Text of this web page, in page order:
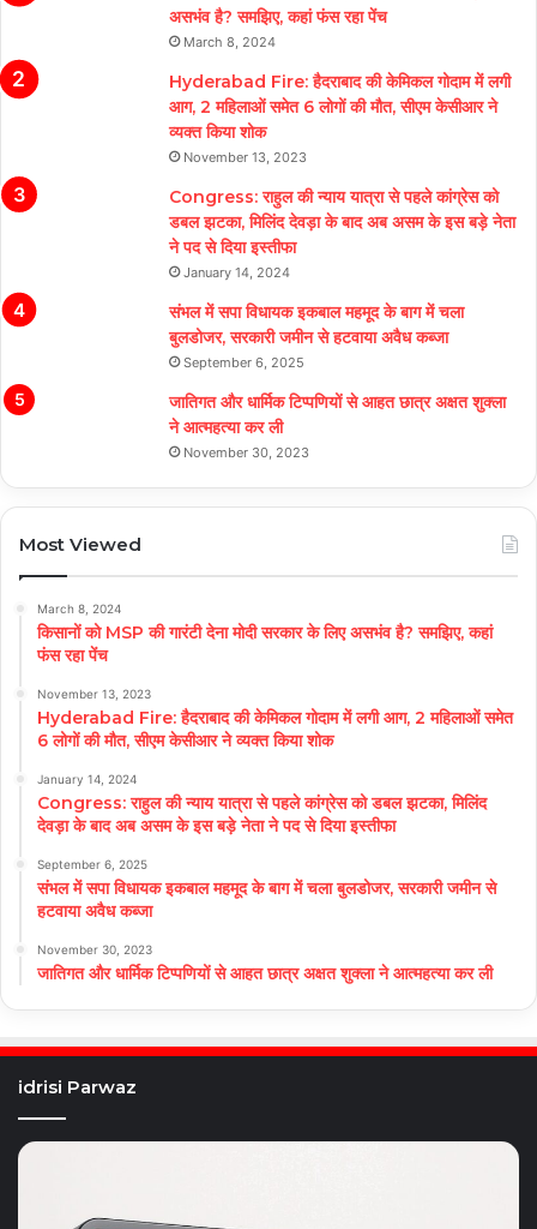
असभंव है? समझिए, कहां फंस रहा पेंच
March 8, 2024
Hyderabad Fire: हैदराबाद की केमिकल गोदाम में लगी
आग, 2 महिलाओं समेत 6 लोगों की मौत, सीएम केसीआर ने
व्यक्त किया शोक
November 13, 2023
Congress: राहुल की न्याय यात्रा से पहले कांग्रेस को
डबल झटका, मिलिंद देवड़ा के बाद अब असम के इस बड़े नेता
ने पद से दिया इस्तीफा
January 14, 2024
संभल में सपा विधायक इकबाल महमूद के बाग में चला
बुलडोजर, सरकारी जमीन से हटवाया अवैध कब्जा
September 6, 2025
जातिगत और धार्मिक टिप्पणियों से आहत छात्र अक्षत शुक्ला
ने आत्महत्या कर ली
November 30, 2023
Most Viewed
March 8, 2024
किसानों को MSP की गारंटी देना मोदी सरकार के लिए असभंव है? समझिए, कहां
फंस रहा पेंच
November 13, 2023
Hyderabad Fire: हैदराबाद की केमिकल गोदाम में लगी आग, 2 महिलाओं समेत
6 लोगों की मौत, सीएम केसीआर ने व्यक्त किया शोक
January 14, 2024
Congress: राहुल की न्याय यात्रा से पहले कांग्रेस को डबल झटका, मिलिंद
देवड़ा के बाद अब असम के इस बड़े नेता ने पद से दिया इस्तीफा
September 6, 2025
संभल में सपा विधायक इकबाल महमूद के बाग में चला बुलडोजर, सरकारी जमीन से
हटवाया अवैध कब्जा
November 30, 2023
जातिगत और धार्मिक टिप्पणियों से आहत छात्र अक्षत शुक्ला ने आत्महत्या कर ली
idrisi Parwaz